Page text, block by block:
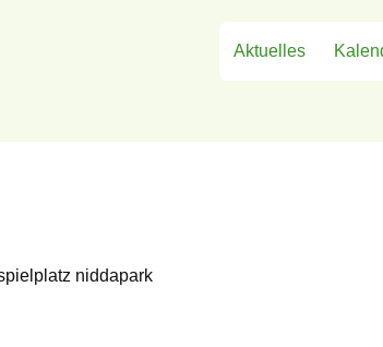
Aktuelles